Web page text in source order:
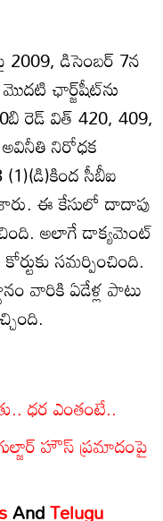
డిసెంబర్ 7న
ఛార్జ్‌షీట్‌‌ను
రెడ్ విత్ 420, 409,
నిరోధక
సీబీఐ
ఈ కేసులో దాదాపు
అలాగే డాక్యమెంట్
సమర్పించింది.
వారికి ఏడేళ్ల పాటు
ధర ఎంతంటే..
హౌస్ ప్రమాదంపై
AndTelugu